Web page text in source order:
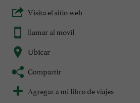
Visita el sitio web
llamar al movil
Ubicar
Compartir
Agregar a mi libro de viajes